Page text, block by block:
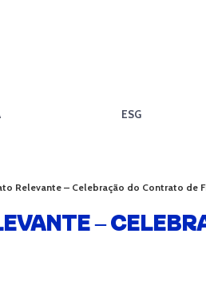
ESG
Relevante – Celebração do Contrato de
–